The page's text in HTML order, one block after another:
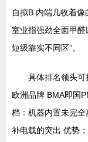
自拟B 内端几收着
室业指强劲全面甲
短级靠实不同区”。
具体排名领头
欧洲品牌 BMA即国
档：机器内置未完
补电载的突出 优势